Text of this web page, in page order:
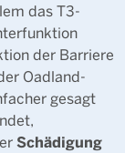
das T3-
der Barriere
Oadland-
gesagt
Schädigung